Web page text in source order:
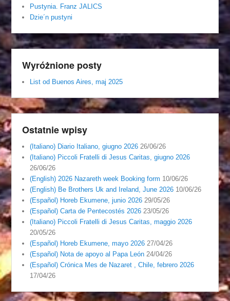
Pustynia. Franz JALICS
Dzie´n pustyni
Wyróżnione posty
List od Buenos Aires, maj 2025
Ostatnie wpisy
(Italiano) Diario Italiano, giugno 2026 26/06/26
(Italiano) Piccoli Fratelli di Jesus Caritas, giugno 2026
26/06/26
(English) 2026 Nazareth week Booking form 10/06/26
(English) Be Brothers Uk and Ireland, June 2026 10/06/26
(Español) Horeb Ekumene, junio 2026 29/05/26
(Español) Carta de Pentecostés 2026 23/05/26
(Italiano) Piccoli Fratelli di Jesus Caritas, maggio 2026
20/05/26
(Español) Horeb Ekumene, mayo 2026 27/04/26
(Español) Nota de apoyo al Papa León 24/04/26
(Español) Crónica Mes de Nazaret , Chile, febrero 2026
17/04/26